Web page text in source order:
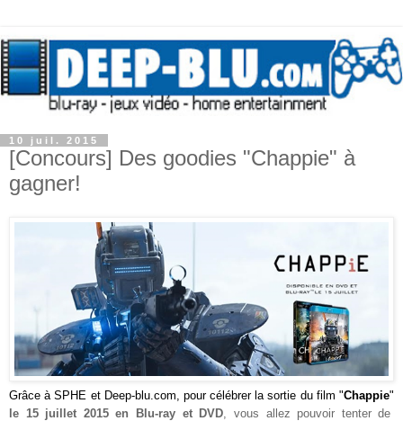
10 juil. 2015
[Concours] Des goodies "Chappie" à
gagner!
Grâce àSPHE et Deep-blu.com, pour célébrer la sortie du film "Chappie"
le 15 juillet 2015 en Blu-ray et DVD , vous allez pouvoir tenter de